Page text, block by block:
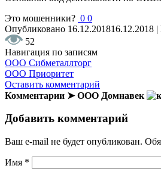
Это мошенники? 0 0
Опубликовано 16.12.201816.12.2018 |
52
Навигация по записям
ООО Сибметаллторг
ООО Приоритет
Оставить комментарий
Комментарии ➤ ООО Домнавек
Добавить комментарий
Ваш e-mail не будет опубликован.
Имя *